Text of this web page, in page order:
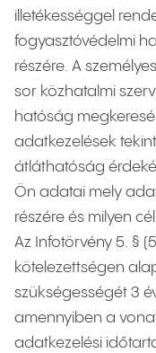
illetékességgel
fogyasztóvédelmi
részére. A
sor közhatalmi
hatóság
adatkezelések
átláthatóság
Ön adatai mely
részére és milyen
Az Infotörvény 5. §
kötelezettségen
szükségességét 3
amennyiben a
adatkezelési